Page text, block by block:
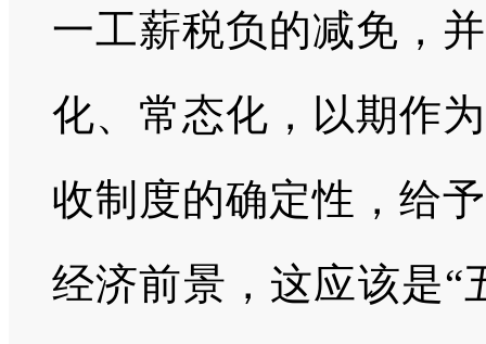
一工薪税负的减免，
化、常态化，以期作
收制度的确定性，给
经济前景，这应该是“